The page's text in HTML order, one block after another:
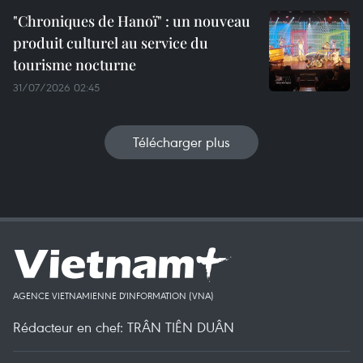
"Chroniques de Hanoï" : un nouveau
produit culturel au service du
tourisme nocturne
31/07/2026 02:45
Télécharger plus
AGENCE VIETNAMIENNE D'INFORMATION (VNA)
Rédacteur en chef: TRÂN TIÊN DUÂN